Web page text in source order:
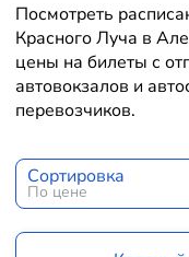
Посмотреть
Красного Луча в
цены на билеты с
автовокзалов и
перевозчиков.
Сортировка
По цене